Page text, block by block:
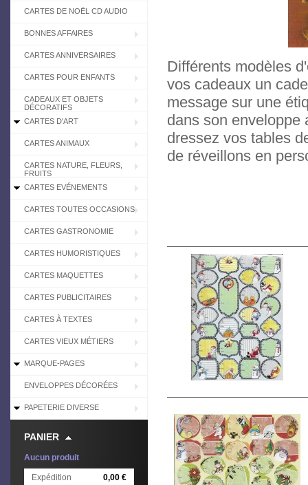
CARTES DE NOËL CD AUDIO
BONNES AFFAIRES
CARTES ANNIVERSAIRES
CARTES POUR ENFANTS
CADEAUX ET OBJETS
DÉCORATIFS
CARTES D'ART
CARTES ANIMAUX
CARTES NATURE, FLEURS,
FRUITS
CARTES EVÉNEMENTS
CARTES TOUTES OCCASIONS
CARTES GASTRONOMIE
CARTES HUMORISTIQUES
CARTES MAQUETTES
CARTES PUBLICITAIRES
CARTES À TEXTES
CARTES VIEUX MÉTIERS
MARQUE-PAGES
ENVELOPPES DÉCORÉES
PAPETERIE DIVERSE
PANIER
Aucun produit
Expédition
0,00 €
Différents modèles
vos cadeaux un
message sur une
dans son enveloppe
dressez vos tables
de réveillons en